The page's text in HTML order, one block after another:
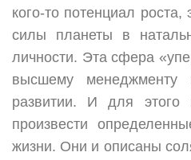
кого-то потенциал роста,
силы планеты в
личности. Эта сфера
высшему
развитии. И для этого
произвести
жизни. Они и описаны